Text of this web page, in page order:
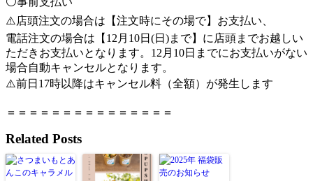
⚠️店頭注文の場合は【注文時にその場で】お支払い、
電話注文の場合は【12月10日(日)まで】に店頭までお越しい
ただきお支払いとなります。12月10日までにお支払いがない
場合自動キャンセルとなります。
⚠️前日17時以降はキャンセル料（全額）が発生します
＝＝＝＝＝＝＝＝＝＝＝＝＝＝＝
Related Posts